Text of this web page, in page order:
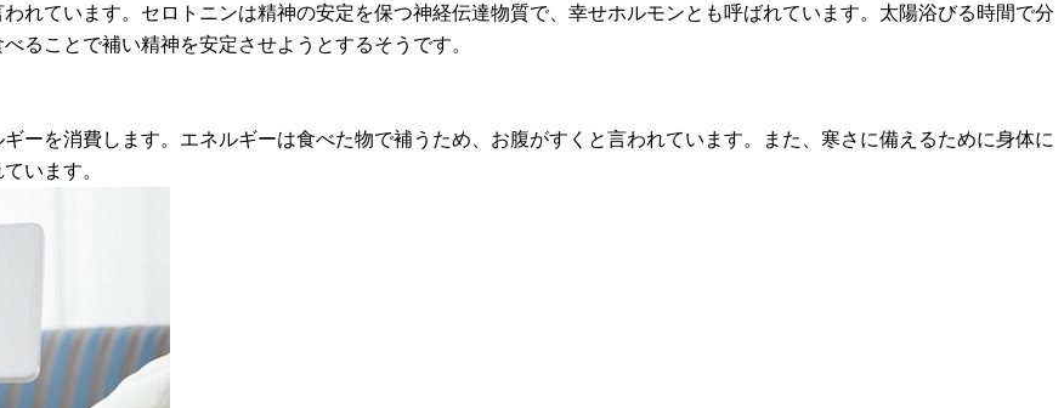
れています。セロトニンは精神の安定を保つ神経伝達物質で、幸せホルモンとも呼ばれています。太陽浴びる時間で分
ることで補い精神を安定させようとするそうです。
ーを消費します。エネルギーは食べた物で補うため、お腹がすくと言われています。また、寒さに備えるために身体に
います。